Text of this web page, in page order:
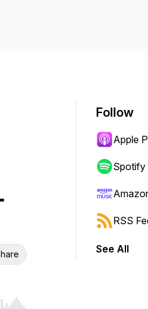
Follow
Apple
Spotify
RSS
See All